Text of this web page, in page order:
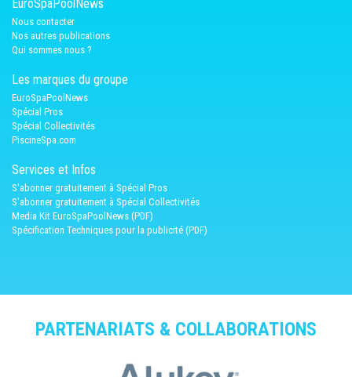
EuroSpaPoolNews
Nous contacter
Nos autres publications
Qui sommes nous ?
Les marques du groupe
EuroSpaPoolNews
Spécial Pros
Spécial Collectivités
PiscineSpa.com
Services et Infos
S'abonner gratuitement à Spécial Pros
S'abonner gratuitement à Spécial Collectivités
Media Kit EuroSpaPoolNews (PDF)
Spécification Techniques pour la publicité (PDF)
PARTENARIATS & COLLABORATIONS